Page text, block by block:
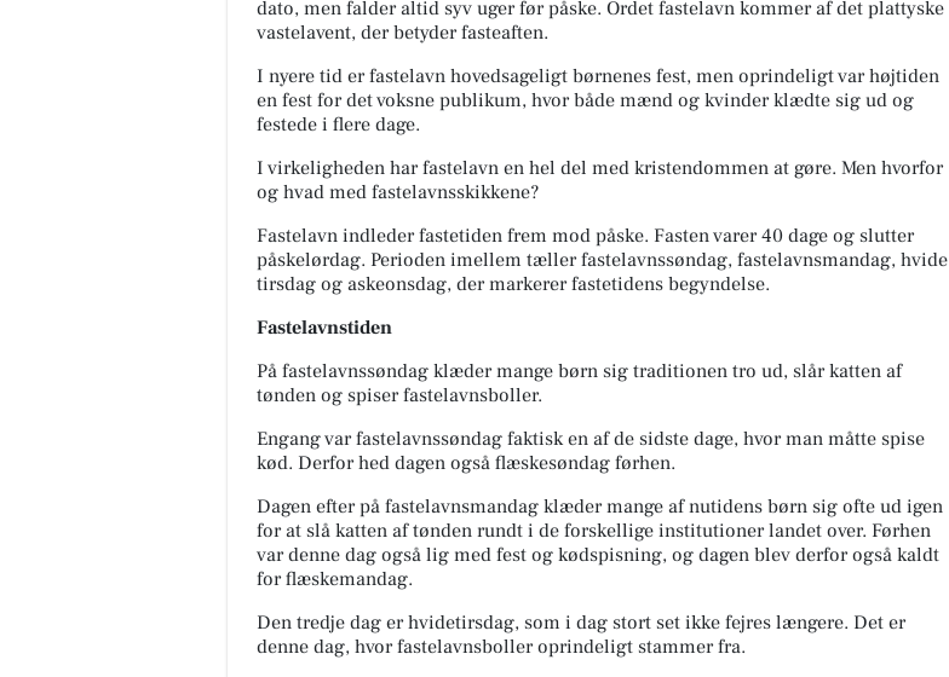
dato, men falder altid syv uger før påske. Ordet fastelavn kommer af det plattyske
vastelavent, der betyder fasteaften.
I nyere tid er fastelavn hovedsageligt børnenes fest, men oprindeligt var højtiden
en fest for det voksne publikum, hvor både mænd og kvinder klædte sig ud og
festede i flere dage.
I virkeligheden har fastelavn en hel del med kristendommen at gøre. Men hvorfor
og hvad med fastelavnsskikkene?
Fastelavn indleder fastetiden frem mod påske. Fasten varer 40 dage og slutter
påskelørdag. Perioden imellem tæller fastelavnssøndag, fastelavnsmandag, hvide
tirsdag og askeonsdag, der markerer fastetidens begyndelse.
Fastelavnstiden
På fastelavnssøndag klæder mange børn sig traditionen tro ud, slår katten af
tønden og spiser fastelavnsboller.
Engang var fastelavnssøndag faktisk en af de sidste dage, hvor man måtte spise
kød. Derfor hed dagen også flæskesøndag førhen.
Dagen efter på fastelavnsmandag klæder mange af nutidens børn sig ofte ud igen
for at slå katten af tønden rundt i de forskellige institutioner landet over. Førhen
var denne dag også lig med fest og kødspisning, og dagen blev derfor også kaldt
for flæskemandag.
Den tredje dag er hvidetirsdag, som i dag stort set ikke fejres længere. Det er
denne dag, hvor fastelavnsboller oprindeligt stammer fra.